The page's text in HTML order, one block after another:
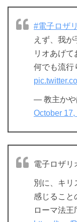
#電子ロザ
えず、我
リオあげて
何でも流行
— 教主かや
October 17,
電子ロザリ
別に、キリ
感じること
ローマ法王